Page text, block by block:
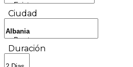
Ciudad
Duración